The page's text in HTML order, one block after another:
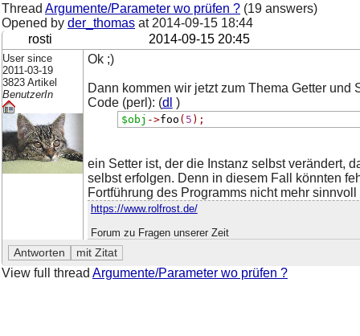
Thread Argumente/Parameter wo prüfen ? (19 answers)
Opened by der_thomas at 2014-09-15 18:44
rosti
2014-09-15 20:45
User since
2011-03-19
3823 Artikel
BenutzerIn
Ok ;)
Dann kommen wir jetzt zum Thema Getter und
Code (perl): (dl )
$obj ->foo ( 5 );
ein Setter ist, der die Instanz selbst verändert,
selbst erfolgen. Denn in diesem Fall könnten
Fortführung des Programms nicht mehr sinnvoll
https://www.rolfrost.de/
Forum zu Fragen unserer Zeit
View full thread Argumente/Parameter wo prüfen ?